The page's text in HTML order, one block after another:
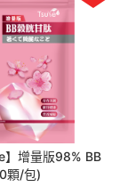
】增量版98% BB
顆/包)